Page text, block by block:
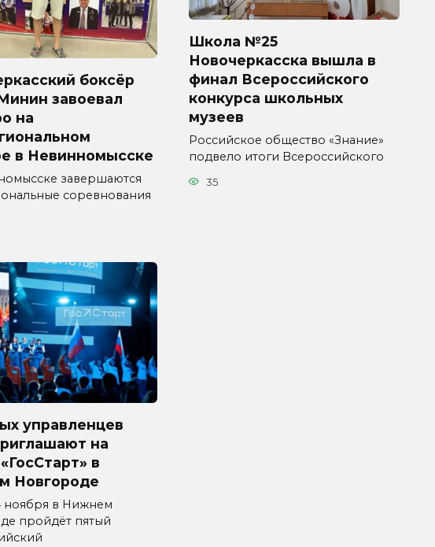
боксёр
завоевал
на
в Невинномысске
завершаются
соревнования
Школа №25
Новочеркасска вышла в
финал Всероссийского
конкурса школьных
музеев
Российское общество «Знание»
подвело итоги Всероссийского
35
управленцев
на
в
Новгороде
ноября в Нижнем
пройдёт пятый